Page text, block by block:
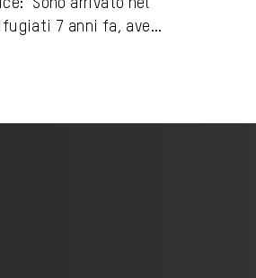
"Sono arrivato nel
7 anni fa, ave...